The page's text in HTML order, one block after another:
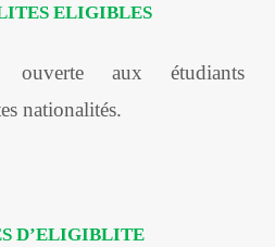
ELIGIBLES
aux étudiants
nationalités.
D’ELIGIBLITE